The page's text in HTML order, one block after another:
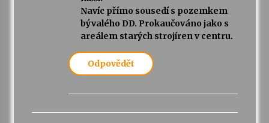
Navíc přímo sousedí s pozemkem
bývalého DD. Prokaučováno jako s
areálem starých strojíren v centru.
Odpovědět